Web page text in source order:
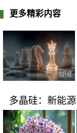
更多精彩内容
多晶硅：新能